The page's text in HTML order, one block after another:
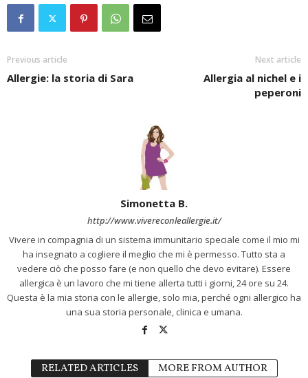
Previous article
Allergie: la storia di Sara
Next article
Allergia al nichel e i
peperoni
Simonetta B.
http://www.vivereconleallergie.it/
Vivere in compagnia di un sistema immunitario speciale come il mio mi
ha insegnato a cogliere il meglio che mi è permesso. Tutto sta a
vedere ciò che posso fare (e non quello che devo evitare). Essere
allergica è un lavoro che mi tiene allerta tutti i giorni, 24 ore su 24.
Questa è la mia storia con le allergie, solo mia, perché ogni allergico ha
una sua storia personale, clinica e umana.
RELATED ARTICLES MORE FROM AUTHOR